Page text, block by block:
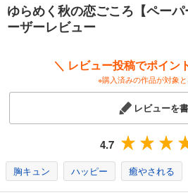
ゆらめく秋の恋ごころ【ペー
ーザーレビュー
＼ レビュー投稿でポイン
※購入済みの作品が対象
レビューを
4.7
胸キュン ハッピー 癒やされる